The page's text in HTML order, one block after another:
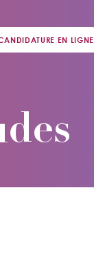
EN LIGNE